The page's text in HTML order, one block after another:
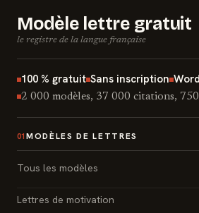
Modèle lettre gratuit
le registre de la langue française
100 % gratuit Sans inscription
2 000 modèles, 37 000 citations, 750
01 MODÈLES DE LETTRES
Tous les modèles
Lettres de motivation